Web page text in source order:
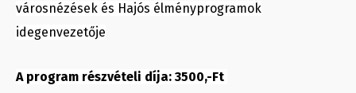
városnézések és Hajós élményprogramok
idegenvezetője
A program részvételi díja: 3500,-Ft